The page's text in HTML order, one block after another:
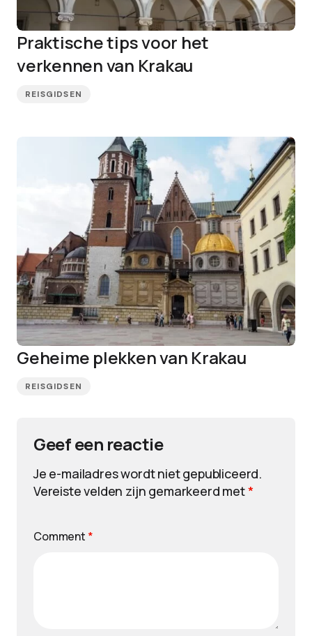
Praktische tips voor het
verkennen van Krakau
REISGIDSEN
Geheime plekken van Krakau
REISGIDSEN
Geef een reactie
Je e-mailadres wordt niet gepubliceerd.
Vereiste velden zijn gemarkeerd met*
Comment *